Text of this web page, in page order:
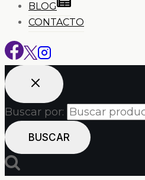
BLOG
CONTACTO
Buscar por:
BUSCAR